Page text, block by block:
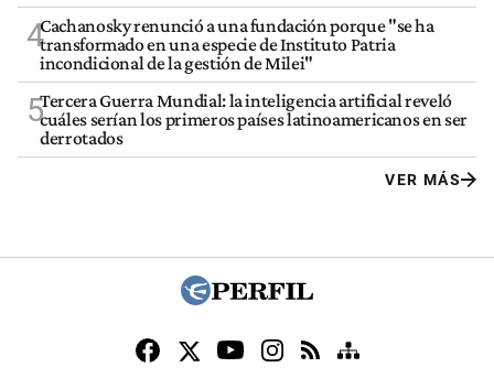
4Cachanosky renunció a una fundación porque "se ha
transformado en una especie de Instituto Patria
incondicional de la gestión de Milei"
5Tercera Guerra Mundial: la inteligencia artificial reveló
cuáles serían los primeros países latinoamericanos en ser
derrotados
VER MÁS